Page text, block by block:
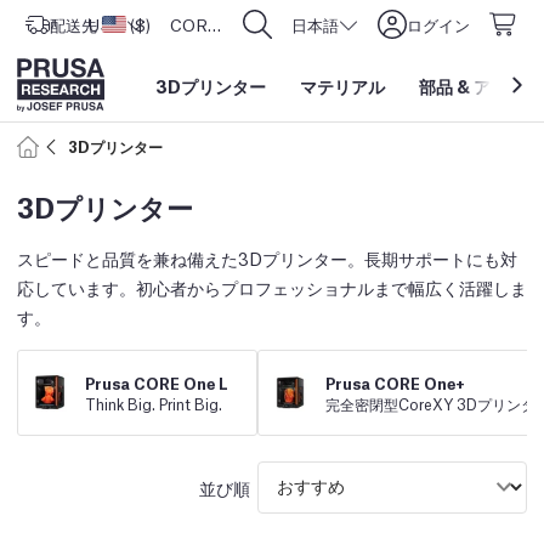
配送先 アメリカ合衆国
USD ($) CORE One L: Now In Stock! 日本語 ログイン
3Dプリンター マテリアル 部品 & アクセ
3Dプリンター
3Dプリンター
スピードと品質を兼ね備えた3Dプリンター。長期サポートにも対
応しています。初心者からプロフェッショナルまで幅広く活躍しま
す。
Prusa CORE One L
Think Big. Print Big.
Prusa CORE One+
完全密閉型CoreXY 3Dプリンタ
並び順